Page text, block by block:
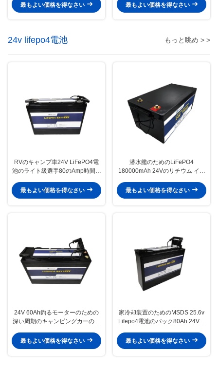
最もよい価格を得なさい
最もよい価格を得なさい
24v lifepo4電池 もっと眺め > >
RVのキャンプ車24V LiFePO4電
池のライト級選手80のAmp時間の
最もよい価格を得なさい
潜水艦のためのLiFePO4
180000mAh 24Vのリチウム イオ
最もよい価格を得なさい
24V 60Ah釣るモーターのための
深い周期のキャンピングカーのリ
最もよい価格を得なさい
家冷却装置のためのMSDS 25.6v
Lifepo4電池のパック80Ah 24Vの
最もよい価格を得なさい